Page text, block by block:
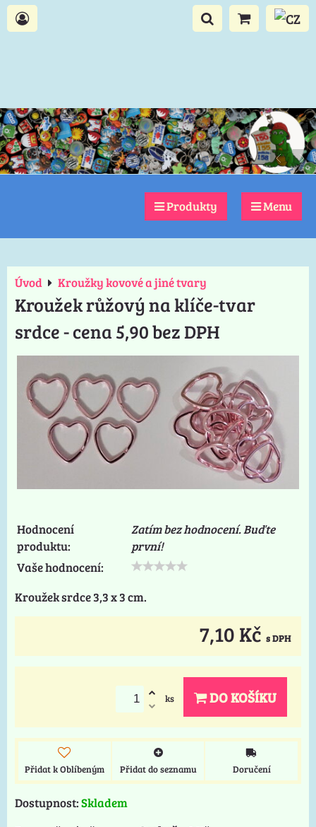
Produkty Menu
Úvod Kroužky kovové a jiné tvary
Kroužek růžový na klíče-tvar
srdce - cena 5,90 bez DPH
Hodnocení
produktu:
Zatím bez hodnocení. Buďte
první!
Vaše hodnocení:
Kroužek srdce 3,3 x 3 cm.
7,10 Kč s DPH
ks DO KOŠÍKU
Přidat k Oblíbeným Přidat do seznamu Doručení
Dostupnost:Skladem